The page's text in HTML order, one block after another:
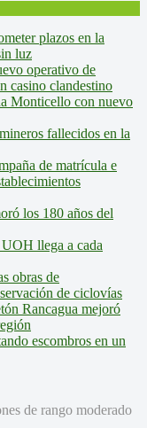
plazos en la
luz
operativo de
casino clandestino
Monticello con nuevo
fallecidos en la
de matrícula e
los 180 años del
llega a cada
obras de
de ciclovías
Rancagua mejoró
escombros en un